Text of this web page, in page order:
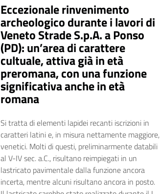
Eccezionale rinvenimento
archeologico durante i lavori di
Veneto Strade S.p.A. a Ponso
(PD): un’area di carattere
cultuale, attiva già in età
preromana, con una funzione
significativa anche in età
romana
Si tratta di elementi lapidei recanti iscrizioni in
caratteri latini e, in misura nettamente maggiore,
venetici. Molti di questi, preliminarmente databili
al V-IV sec. a.C., risultano reimpiegati in un
lastricato pavimentale dalla funzione ancora
incerta, mentre alcuni risultano ancora in posto.